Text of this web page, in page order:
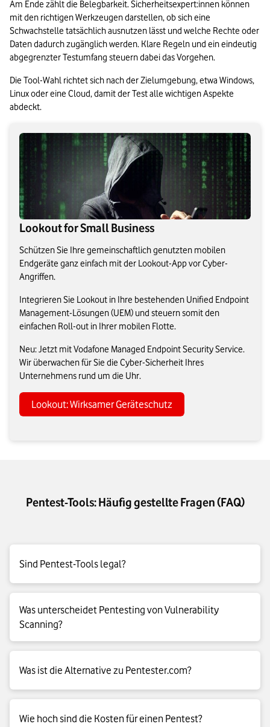
Am Ende zählt die Belegbarkeit. Sicherheitsexpert:innen können
mit den richtigen Werkzeugen darstellen, ob sich eine
Schwachstelle tatsächlich ausnutzen lässt und welche Rechte oder
Daten dadurch zugänglich werden. Klare Regeln und ein eindeutig
abgegrenzter Testumfang steuern dabei das Vorgehen.
Die Tool-Wahl richtet sich nach der Zielumgebung, etwa Windows,
Linux oder eine Cloud, damit der Test alle wichtigen Aspekte
abdeckt.
Lookout for Small Business
Schützen Sie Ihre gemeinschaftlich genutzten mobilen
Endgeräte ganz einfach mit der Lookout-App vor Cyber-
Angriffen.
Integrieren Sie Lookout in Ihre bestehenden Unified Endpoint
Management-Lösungen (UEM) und steuern somit den
einfachen Roll-out in Ihrer mobilen Flotte.
Neu: Jetzt mit Vodafone Managed Endpoint Security Service.
Wir überwachen für Sie die Cyber-Sicherheit Ihres
Unternehmens rund um die Uhr.
Lookout: Wirksamer Geräteschutz
Pentest-Tools: Häufig gestellte Fragen (FAQ)
Sind Pentest-Tools legal?
Ja, wenn Sie eine schriftliche Freigabe für alle getesteten
Systeme haben und Umfang, Zeitfenster sowie Methoden
vorab festlegen und einhalten. Ohne Erlaubnis oder außerhalb
der Vereinbarungen bewegen Sie sich schnell in einem
Was unterscheidet Pentesting von Vulnerability
Scanning?
prüft die Ausnutzbarkeit, zeigt die Auswirkungen,
dokumentiert die Ergebnisse und Erkenntnisse und leitet
konkrete Maßnahmen ab.
Was ist die Alternative zu Pentester.com?
bieten Penetrationstests als Service mit Dashboard, Reporting
Wie hoch sind die Kosten für einen Pentest?